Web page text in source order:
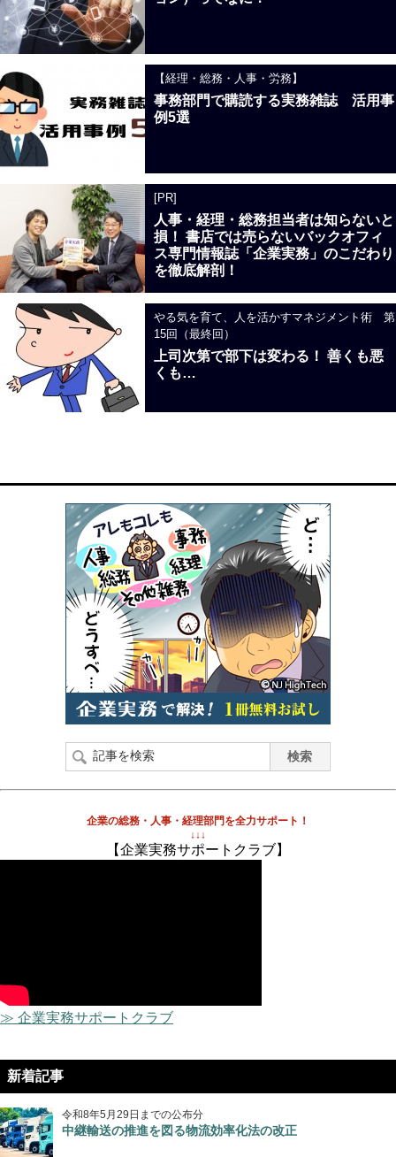
【経理・総務・人事・労務】
事務部門で購読する実務雑誌 活用事
例5選
[PR]
人事・経理・総務担当者は知らないと
損！ 書店では売らないバックオフィ
ス専門情報誌「企業実務」のこだわり
を徹底解剖！
やる気を育て、人を活かすマネジメント術 第
15回（最終回）
上司次第で部下は変わる！ 善くも悪
くも…
企業の総務・人事・経理部門を全力サポート！
↓↓↓
【企業実務サポートクラブ】
≫ 企業実務サポートクラブ
新着記事
令和8年5月29日までの公布分
中継輸送の推進を図る物流効率化法の改正